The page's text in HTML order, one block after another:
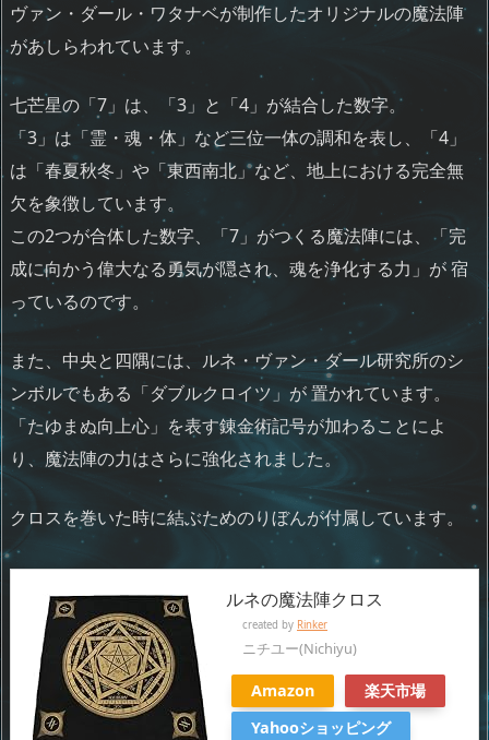
ヴァン・ダール・ワタナベが制作したオリジナルの魔法陣
があしらわれています。
七芒星の「7」は、「3」と「4」が結合した数字。
「3」は「霊・魂・体」など三位一体の調和を表し、「4」
は「春夏秋冬」や「東西南北」など、地上における完全無
欠を象徴しています。
この2つが合体した数字、「7」がつくる魔法陣には、「完
成に向かう偉大なる勇気が隠され、魂を浄化する力」が 宿
っているのです。
また、中央と四隅には、ルネ・ヴァン・ダール研究所のシ
ンボルでもある「ダブルクロイツ」が 置かれています。
「たゆまぬ向上心」を表す錬金術記号が加わることによ
り、魔法陣の力はさらに強化されました。
クロスを巻いた時に結ぶためのりぼんが付属しています。
ルネの魔法陣クロス
created by Rinker
ニチユー(Nichiyu)
Amazon
楽天市場
Yahooショッピング